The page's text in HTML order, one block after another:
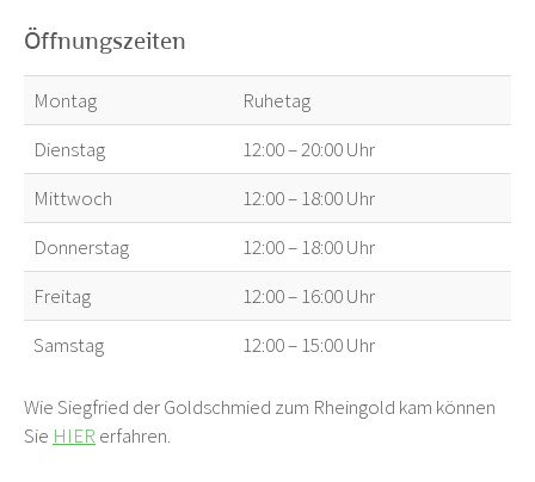
Öffnungszeiten
Montag
Ruhetag
Dienstag
12:00 – 20:00 Uhr
Mittwoch
12:00 – 18:00 Uhr
Donnerstag
12:00 – 18:00 Uhr
Freitag
12:00 – 16:00 Uhr
Samstag
12:00 – 15:00 Uhr
Wie Siegfried der Goldschmied zum Rheingold kam können
Sie HIER erfahren.